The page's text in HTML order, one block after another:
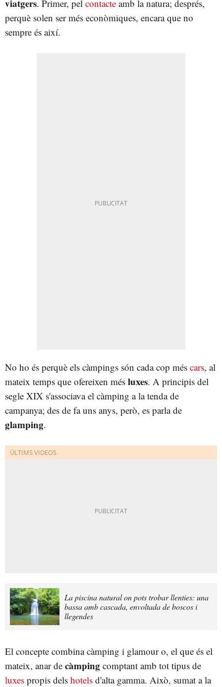
viatgers. Primer, pel contacte amb la natura; després,
perquè solen ser més econòmiques, encara que no
sempre és així.
No ho és perquè els càmpings són cada cop més cars, al
mateix temps que ofereixen més luxes. A principis del
segle XIX s'associava el càmping a la tenda de
campanya; des de fa uns anys, però, es parla de
glamping.
La piscina natural on pots trobar llenties: una
bassa amb cascada, envoltada de boscos i
llegendes
El concepte combina càmping i glamour o, el que és el
mateix, anar de càmping comptant amb tot tipus de
luxes propis dels hotels d'alta gamma. Això, sumat a la